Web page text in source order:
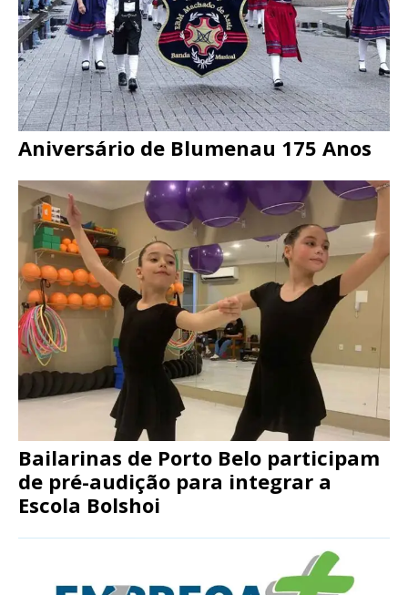
Aniversário de Blumenau 175 Anos
Bailarinas de Porto Belo participam
de pré-audição para integrar a
Escola Bolshoi